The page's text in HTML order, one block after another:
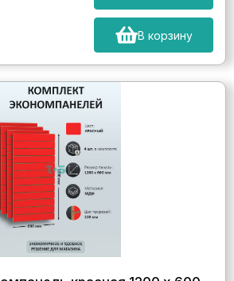
В корзину